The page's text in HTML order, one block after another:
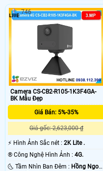
Camera CS-CB2-R105-1K3F4GA-
BK Mẫu Đẹp
Giá Bán: 5%-35%
Giá gốc: 2,623,000 ₫
️⚡ Hình Ảnh Sắc nét : 2K Lite .
®️ Công Nghệ Hình Ảnh : 4G.
🌜 Tầm Nhìn Ban Đêm : Hồng Ngoại
746